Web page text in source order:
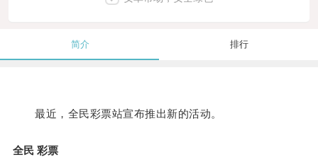
简介 排行
最近，全民彩票站宣布推出新的活动。
全民 彩票